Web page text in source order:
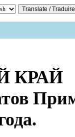
КРАЙ